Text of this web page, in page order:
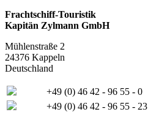
Frachtschiff-Touristik
Kapitän Zylmann GmbH
Mühlenstraße 2
24376 Kappeln
Deutschland
+49 (0) 46 42 - 96 55 - 0
+49 (0) 46 42 - 96 55 - 23